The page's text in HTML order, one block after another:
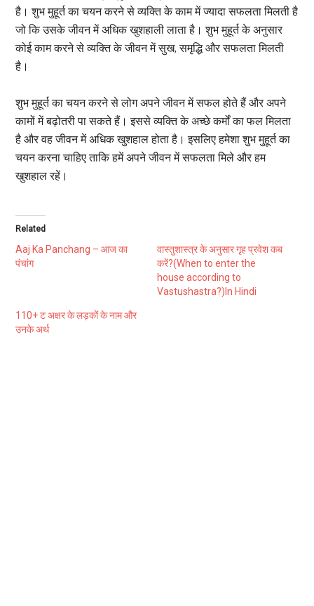
है। शुभ मुहूर्त का चयन करने से व्यक्ति के काम में ज्यादा सफलता मिलती है
जो कि उसके जीवन में अधिक खुशहाली लाता है। शुभ मुहूर्त के अनुसार
कोई काम करने से व्यक्ति के जीवन में सुख, समृद्धि और सफलता मिलती
है।
शुभ मुहूर्त का चयन करने से लोग अपने जीवन में सफल होते हैं और अपने
कामों में बढ़ोतरी पा सकते हैं। इससे व्यक्ति के अच्छे कर्मों का फल मिलता
है और वह जीवन में अधिक खुशहाल होता है। इसलिए हमेशा शुभ मुहूर्त का
चयन करना चाहिए ताकि हमें अपने जीवन में सफलता मिले और हम
खुशहाल रहें।
Related
Aaj Ka Panchang – आज का
पंचांग
वास्तुशास्त्र के अनुसार गृह प्रवेश कब
करें?(When to enter the
house according to
Vastushastra?)In Hindi
110+ ट अक्षर के लड़कों के नाम और
उनके अर्थ